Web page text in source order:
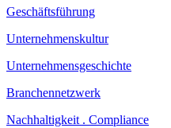
Geschäftsführung
Unternehmenskultur
Unternehmensgeschichte
Branchennetzwerk
Nachhaltigkeit . Compliance